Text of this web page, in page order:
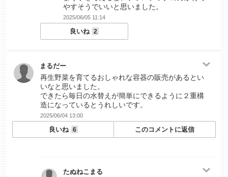
やすそうでいいと思いました。
2025/06/05 11:14
良いね 2
まるだー
再生野菜を育てるおしゃれな容器の販売があるとい
いなと思いました。
できたら毎日の水替えが簡単にできるように２重構
造になっているとうれしいです。
2025/06/04 13:00
良いね 6 このコメントに返信
たぬねこまる